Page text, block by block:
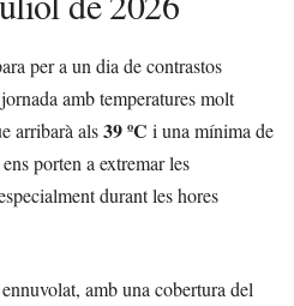
per a un dia de contrastos
amb temperatures molt
arribarà als39 ºC i una mínima de
porten a extremar les
durant les hores
amb una cobertura del